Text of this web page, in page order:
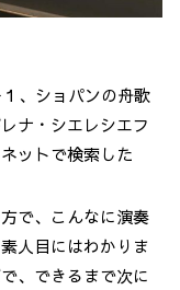
、ショパンの舟歌
ナ・シエレシエフ
ットで検索した
で、こんなに演奏
人目にはわかりま
、できるまで次に